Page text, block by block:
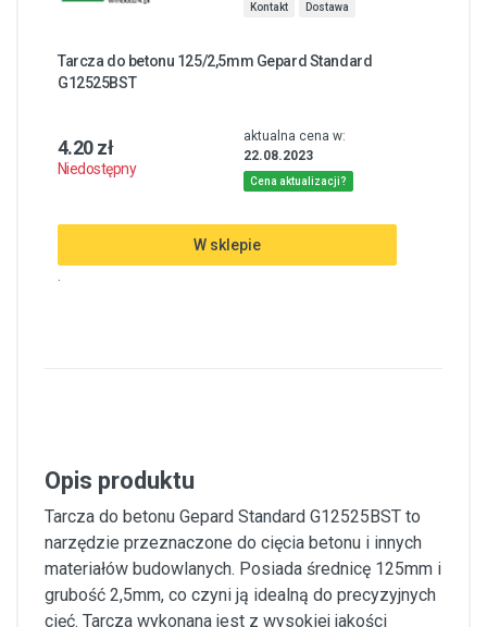
Kontakt Dostawa
Tarcza do betonu 125/2,5mm Gepard Standard
G12525BST
4.20 zł
Niedostępny
aktualna cena w:
22.08.2023
Cena aktualizacji?
W sklepie
.
Opis produktu
Tarcza do betonu Gepard Standard G12525BST to
narzędzie przeznaczone do cięcia betonu i innych
materiałów budowlanych. Posiada średnicę 125mm i
grubość 2,5mm, co czyni ją idealną do precyzyjnych
cięć. Tarcza wykonana jest z wysokiej jakości